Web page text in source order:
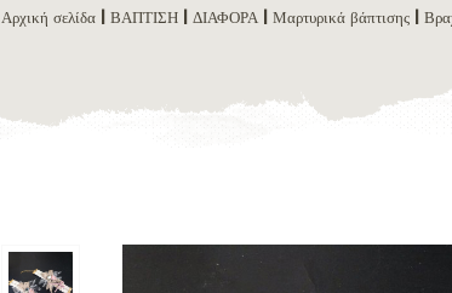
Αρχική σελίδα ΒΑΠΤΙΣΗ ΔΙΑΦΟΡΑ Μαρτυρικά βάπτισης |